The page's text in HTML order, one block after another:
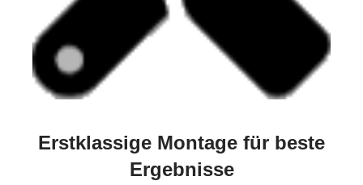
Erstklassige Montage für beste
Ergebnisse